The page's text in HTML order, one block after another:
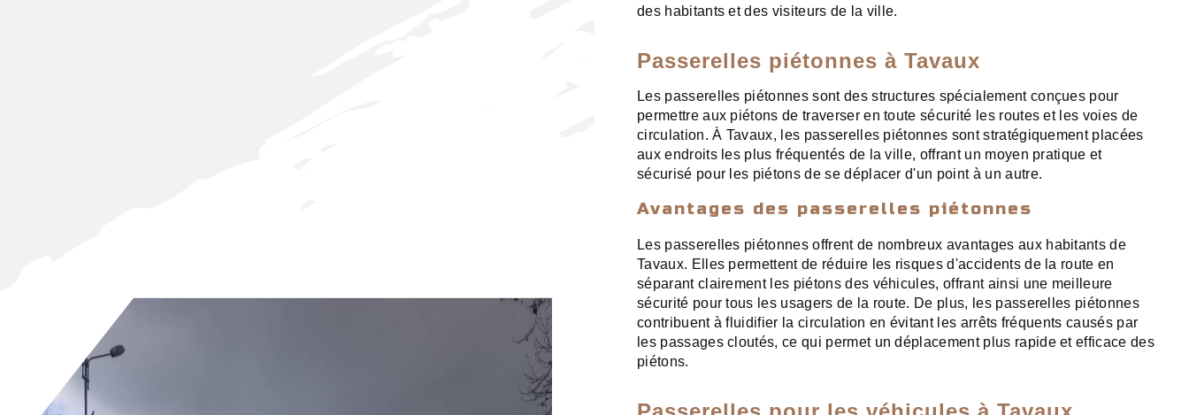
des habitants et des visiteurs de la ville.
Passerelles piétonnes à Tavaux
Les passerelles piétonnes sont des structures spécialement conçues pour
permettre aux piétons de traverser en toute sécurité les routes et les voies de
circulation. À Tavaux, les passerelles piétonnes sont stratégiquement placées
aux endroits les plus fréquentés de la ville, offrant un moyen pratique et
sécurisé pour les piétons de se déplacer d'un point à un autre.
Avantages des passerelles piétonnes
Les passerelles piétonnes offrent de nombreux avantages aux habitants de
Tavaux. Elles permettent de réduire les risques d'accidents de la route en
séparant clairement les piétons des véhicules, offrant ainsi une meilleure
sécurité pour tous les usagers de la route. De plus, les passerelles piétonnes
contribuent à fluidifier la circulation en évitant les arrêts fréquents causés par
les passages cloutés, ce qui permet un déplacement plus rapide et efficace des
piétons.